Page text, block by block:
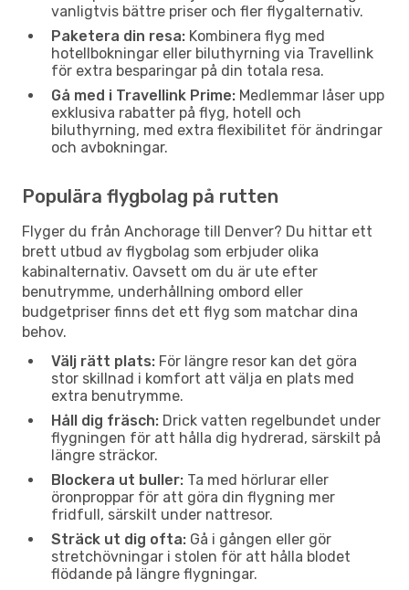
vanligtvis bättre priser och fler flygalternativ.
Paketera din resa: Kombinera flyg med
hotellbokningar eller biluthyrning via Travellink
för extra besparingar på din totala resa.
Gå med i Travellink Prime: Medlemmar låser upp
exklusiva rabatter på flyg, hotell och
biluthyrning, med extra flexibilitet för ändringar
och avbokningar.
Populära flygbolag på rutten
Flyger du från Anchorage till Denver? Du hittar ett
brett utbud av flygbolag som erbjuder olika
kabinalternativ. Oavsett om du är ute efter
benutrymme, underhållning ombord eller
budgetpriser finns det ett flyg som matchar dina
behov.
Välj rätt plats: För längre resor kan det göra
stor skillnad i komfort att välja en plats med
extra benutrymme.
Håll dig fräsch: Drick vatten regelbundet under
flygningen för att hålla dig hydrerad, särskilt på
längre sträckor.
Blockera ut buller: Ta med hörlurar eller
öronproppar för att göra din flygning mer
fridfull, särskilt under nattresor.
Sträck ut dig ofta: Gå i gången eller gör
stretchövningar i stolen för att hålla blodet
flödande på längre flygningar.